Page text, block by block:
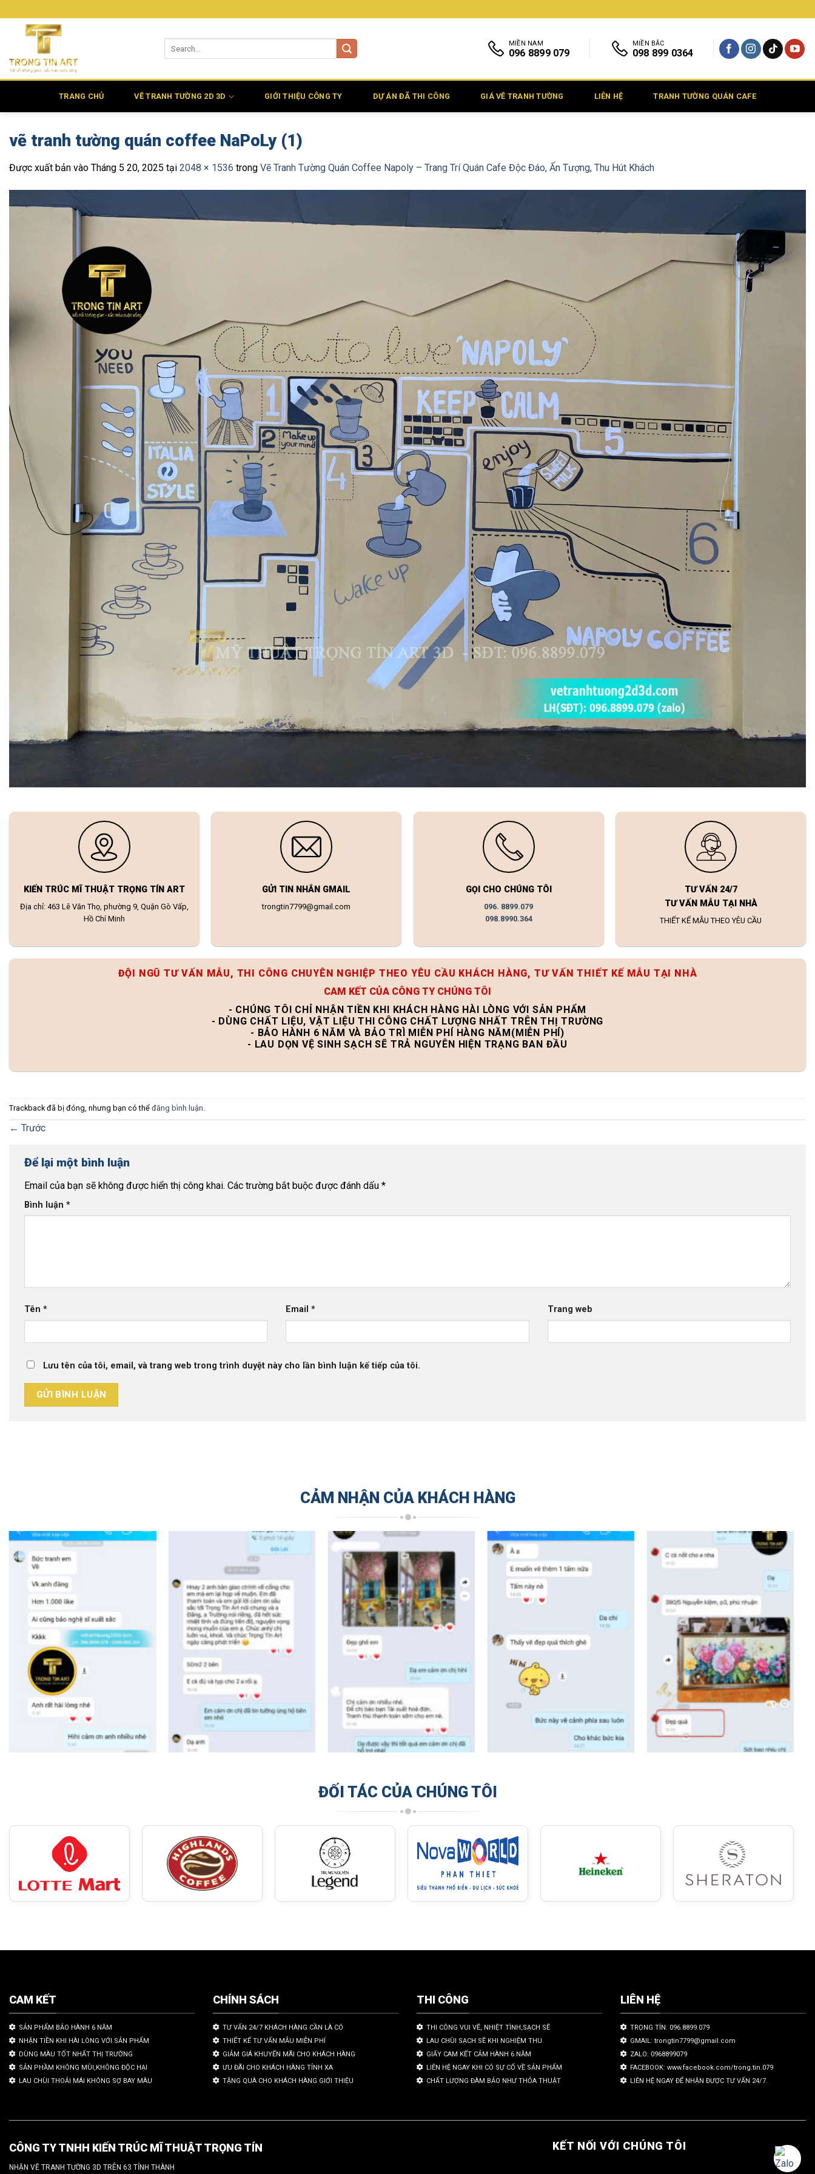
qua
MIỀN NAM
096 8899 079
MIỀN BẮC
098 899 0364
TRANG CHỦ VẼ TRANH TƯỜNG 2D 3D GIỚI THIỆU CÔNG TY DỰ ÁN ĐÃ THI CÔNG GIÁ VẼ TRANH TƯỜNG LIÊN HỆ TRANH TƯỜNG QUÁN CAFE
vẽ tranh tường quán coffee NaPoLy (1)
Được xuất bản vào Tháng 5 20, 2025 tại 2048 × 1536 trong Vẽ Tranh Tường Quán Coffee Napoly – Trang Trí Quán Cafe Độc Đáo, Ấn Tượng, Thu Hút Khách
KIẾN TRÚC MĨ THUẬT TRỌNG TÍN ART
Địa chỉ: 463 Lê Văn Thọ, phường 9, Quận Gò Vấp,
Hồ Chí Minh
GỬI TIN NHẮN GMAIL
trongtin7799@gmail.com
GỌI CHO CHÚNG TÔI
096. 8899.079
098.8990.364
TƯ VẤN 24/7
TƯ VẤN MẪU TẠI NHÀ
THIẾT KẾ MẪU THEO YÊU CẦU
ĐỘI NGŨ TƯ VẤN MẪU, THI CÔNG CHUYÊN NGHIỆP THEO YÊU CẦU KHÁCH HÀNG, TƯ VẤN THIẾT KẾ MẪU TẠI NHÀ
CAM KẾT CỦA CÔNG TY CHÚNG TÔI
- CHÚNG TÔI CHỈ NHẬN TIỀN KHI KHÁCH HÀNG HÀI LÒNG VỚI SẢN PHẨM
- DÙNG CHẤT LIỆU, VẬT LIỆU THI CÔNG CHẤT LƯỢNG NHẤT TRÊN THỊ TRƯỜNG
- BẢO HÀNH 6 NĂM VÀ BẢO TRÌ MIỄN PHÍ HÀNG NĂM(MIỄN PHÍ)
- LAU DỌN VỆ SINH SẠCH SẼ TRẢ NGUYÊN HIỆN TRẠNG BAN ĐẦU
Trackback đã bị đóng, nhưng bạn có thể đăng bình luận.
← Trước
Để lại một bình luận
Email của bạn sẽ không được hiển thị công khai. Các trường bắt buộc được đánh dấu *
Bình luận *
Tên * Email* Trang web
Lưu tên của tôi, email, và trang web trong trình duyệt này cho lần bình luận kế tiếp của tôi.
CẢM NHẬN CỦA KHÁCH HÀNG
ĐỐI TÁC CỦA CHÚNG TÔI
CAM KẾT
SẢN PHẨM BẢO HÀNH 6 NĂM
NHẬN TIỀN KHI HÀI LÒNG VỚI SẢN PHẨM
DÙNG MÀU TỐT NHẤT THỊ TRƯỜNG
SẢN PHẦM KHÔNG MÙI,KHÔNG ĐỘC HẠI
LAU CHÙI THOẢI MÁI KHÔNG SỢ BAY MÀU
CHÍNH SÁCH
TƯ VẤN 24/7 KHÁCH HÀNG CẦN LÀ CÓ
THIẾT KẾ TƯ VẤN MẪU MIỄN PHÍ
GIẢM GIÁ KHUYẾN MÃI CHO KHÁCH HÀNG
ƯU ĐÃI CHO KHÁCH HÀNG TỈNH XA
TẶNG QUÀ CHO KHÁCH HÀNG GIỚI THIỆU
THI CÔNG
THI CÔNG VUI VẼ, NHIỆT TÌNH,SẠCH SẼ
LAU CHÙI SẠCH SẼ KHI NGHIỆM THU
GIẤY CAM KẾT CẢM HÀNH 6 NĂM
LIÊN HỆ NGAY KHI CÓ SỰ CỐ VỀ SẢN PHẨM
CHẤT LƯỢNG ĐÀM BẢO NHƯ THỎA THUẬT
LIÊN HỆ
TRỌNG TÍN: 096.8899.079
GMAIL: trongtin7799@gmail.com
ZALO: 0968899079
FACEBOOK: www.facebook.com/trong.tin.079
LIÊN HỆ NGAY ĐỂ NHẬN ĐƯỢC TƯ VẤN 24/7.
CÔNG TY TNHH KIẾN TRÚC MĨ THUẬT TRỌNG TÍN
NHẬN VẼ TRANH TƯỜNG 3D TRÊN 63 TỈNH THÀNH
KẾT NỐI VỚI CHÚNG TÔI